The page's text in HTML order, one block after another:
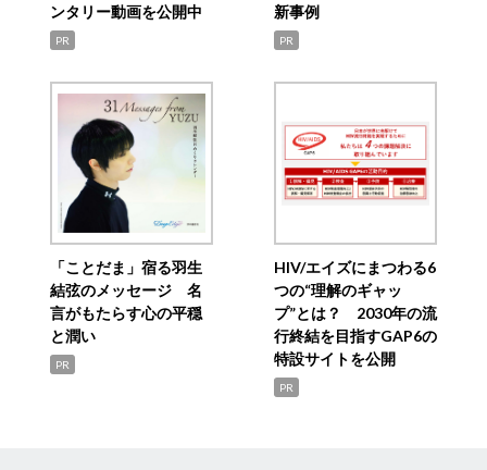
ンタリー動画を公開中
PR
新事例
PR
「ことだま」宿る羽生
結弦のメッセージ 名
言がもたらす心の平穏
と潤い
PR
HIV/エイズにまつわる6
つの“理解のギャッ
プ”とは？ 2030年の流
行終結を目指すGAP6の
特設サイトを公開
PR